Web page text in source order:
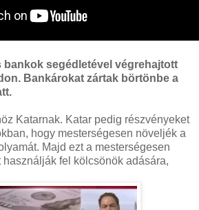
bankok segédletével végrehajtott
Bankárokat zártak börtönbe a
Katarnak. Katar pedig részvényeket
hogy mesterségesen növeljék a
Majd ezt a mesterségesen
használják fel kölcsönök adására,